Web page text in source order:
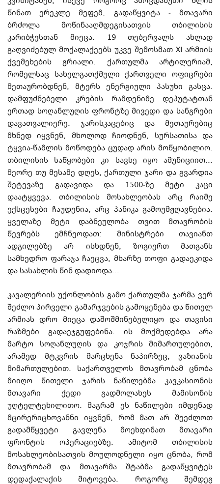
წინათ ერეკლე მეფემ, გადაწყვიტა -
მთავარი
ბრძოლა მოწინააღმ­დე­გი­სა­თვის თბილისის
კარიბჭესთან მიეცა. 19 თებერვალს ახლად
გაღვიძებულ მოქა­ლა­ქე­ებს უკვე შემოსმათ XI არმიის
ქვემეხების გრიალი. ქართულმა არტილერიამ,
რომელსაც სახელგათქმული ქართველი ოფიცრები
მეთაურობდნენ, მტერს ენერგიული პასუხი გა­ს­ცა.
დამფუძნებელი კრების რამდენიმე დეპუტატთან
ერთად სოღანლუღის ფრონტზე მი­ვე­დი და სანგრები
დავათვალიერე. ჯარისკაცებიც და მეთაურებიც
მხნედ იყვნენ, მხო­ლოდ ჩიოდნენ, სურსათისა და
ტყვია-წამლის მოწოდება ცუდად არის მოწყობილიო.
თბილისის საწყობები კი სავსე იყო ამუნიციით...
მეორე თუ მესამე დღეს, ქართული ჯარი და გვარდია
შეტევაზე გადავიდა და 1500-ზე მეტი კაცი
დაატყვევა. თბილისის მოსახლეობას არც რაიმე
ექსცესები ჩაუდენია, არც პანიკა გამოუმჟღავნებია.
ყველაზე მეტი დაბნეულობა თვით მთავრობის
წევრებს ემ­ჩ­ნეოდათ: მინისტრები თავიანთ
ადგილებზე არ ისხდნენ, ზოგიერთ მათგანს
სამხედრო ფარაჯა ჩაეცვა, მხარზე თოფი გადაეკიდა
და სასახლის წინ დადიოდა...
კავალერიის უქონლობის გამო ქართულმა ჯარმა ვერ
შეძლო პირველი გამა­რჯ­ვე­ბის გამოყენება და წითელ
არმიას დრო მიეცა დაშოშმინებულიყო და თავისი
რაზ­მე­ბი გადაეჯგუფებინა. ის მოქმედებდა არა
მარტო სოღანლუღის და კოჯრის მიმარ­თუ­ლე­ბით,
არამედ მტკვრის მარცხენა ნაპირზეც, ვაზიანის
მიმართულებით.
საქართველოს მთა­­ვრობამ ცნობა
მიიღო წითელი ჯარის ნაწილებმა კავკასიონის
მთავარი ქედი გად­მო­ლა­ხეს მამისონის
უღტელტეხილითო. მაგრამ ეს ნაწილები იმდენად
მცირერიცხოვანნი იყვნენ, რომ მათ არ შეეძლოთ
გადამწყვეტი გავლენა მოეხდინათ მთა­ვა­რი
ფრონტის ოპერაციებზე. ამიტომ თბილისის
მოსახლეობისათვის მოულოდნელი იყო ცნობა, რომ
მთავრობამ და მთავარმა შტაბმა გადაწყვიტეს
დედაქალაქის მიტოვება. როგორც შემდეგ